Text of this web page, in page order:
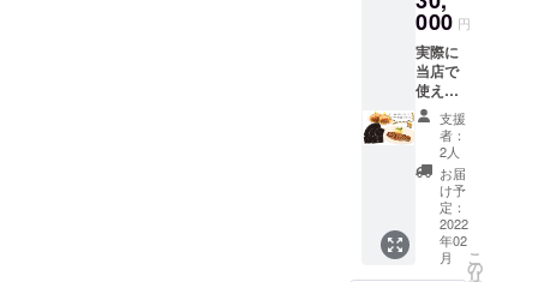
方法：2
月中に
郵送に
てお渡
しいた
しま
す。
000 円
実際に
当店で
使える
ロイヤ
ルス
テーキ
お食事
（3300
0円分）
・有効
期限
支援
者：
2人
お届
け予
定：
2022
年02
月
こ
の
リ